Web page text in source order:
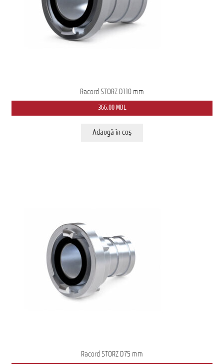
Racord STORZ D110 mm
366,00 MDL
Adaugă în coș
Racord STORZ D75 mm